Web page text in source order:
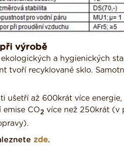
výrobě
a hygienických
tvoří recyklované sklo.
ušetří až 600krát více
CO2 více než 250krát (v
zde.